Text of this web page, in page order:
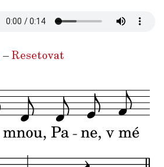
–Resetovat